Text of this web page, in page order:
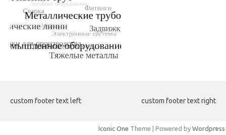
custom footer text left custom footer text right
Iconic One Theme | Powered by Wordpress